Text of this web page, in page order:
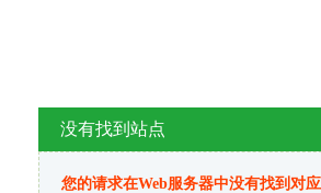
没有找到站点
您的请求在Web服务器中没有找到对